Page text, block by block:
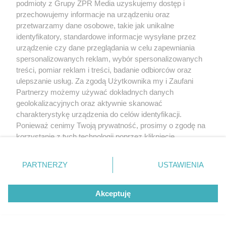
wygrał starcie imienniczek na
pełnym stadionie
Wisła Kraków wygrywa z
Wisłą Płock. Kto rozstrzygnął
podmioty z Grupy ZPR Media uzyskujemy dostęp i
przechowujemy informacje na urządzeniu oraz
przetwarzamy dane osobowe, takie jak unikalne
identyfikatory, standardowe informacje wysyłane przez
urządzenie czy dane przeglądania w celu zapewniania
spersonalizowanych reklam, wybór spersonalizowanych
treści, pomiar reklam i treści, badanie odbiorców oraz
ulepszanie usług. Za zgodą Użytkownika my i Zaufani
Partnerzy możemy używać dokładnych danych
geolokalizacyjnych oraz aktywnie skanować
charakterystykę urządzenia do celów identyfikacji.
Ponieważ cenimy Twoją prywatność, prosimy o zgodę na
korzystanie z tych technologii poprzez kliknięcie
zmienić/wycofać klikając przycisk ustawień prywatności
znajdujący się w lewym dolnym rogu strony
rodzaje przetwarzania danych nie wymagają zgody
użytkownika, ale masz prawo sprzeciwić się takiemu
przetwarzaniu. Preferencje będą miały zastosowanie tylko
PARTNERZY USTAWIENIA
Akceptuję